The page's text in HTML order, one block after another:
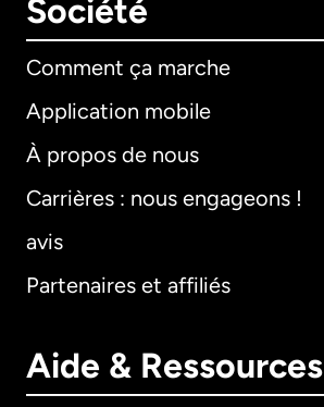
Société
Comment ça marche
Application mobile
À propos de nous
Carrières : nous engageons !
avis
Partenaires et affiliés
Aide & Ressources